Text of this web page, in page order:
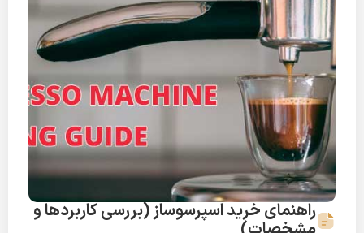
راهنمای خرید اسپرسوساز (بررسی کاربردها و